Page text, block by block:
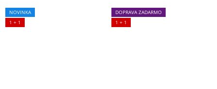
NOVINKA
1 + 1
DOPRAVA ZADARMO
1 + 1